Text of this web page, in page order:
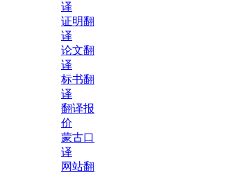
译
证明翻
译
论文翻
译
标书翻
译
翻译报
价
蒙古口
译
网站翻